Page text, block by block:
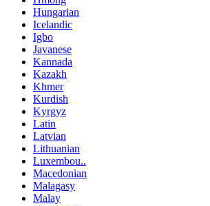
Hungarian
Icelandic
Igbo
Javanese
Kannada
Kazakh
Khmer
Kurdish
Kyrgyz
Latin
Latvian
Lithuanian
Luxembou..
Macedonian
Malagasy
Malay